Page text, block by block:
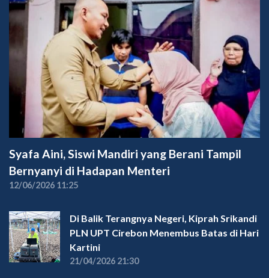
Syafa Aini, Siswi Mandiri yang Berani Tampil
Bernyanyi di Hadapan Menteri
12/06/2026 11:25
Di Balik Terangnya Negeri, Kiprah Srikandi
PLN UPT Cirebon Menembus Batas di Hari
Kartini
21/04/2026 21:30